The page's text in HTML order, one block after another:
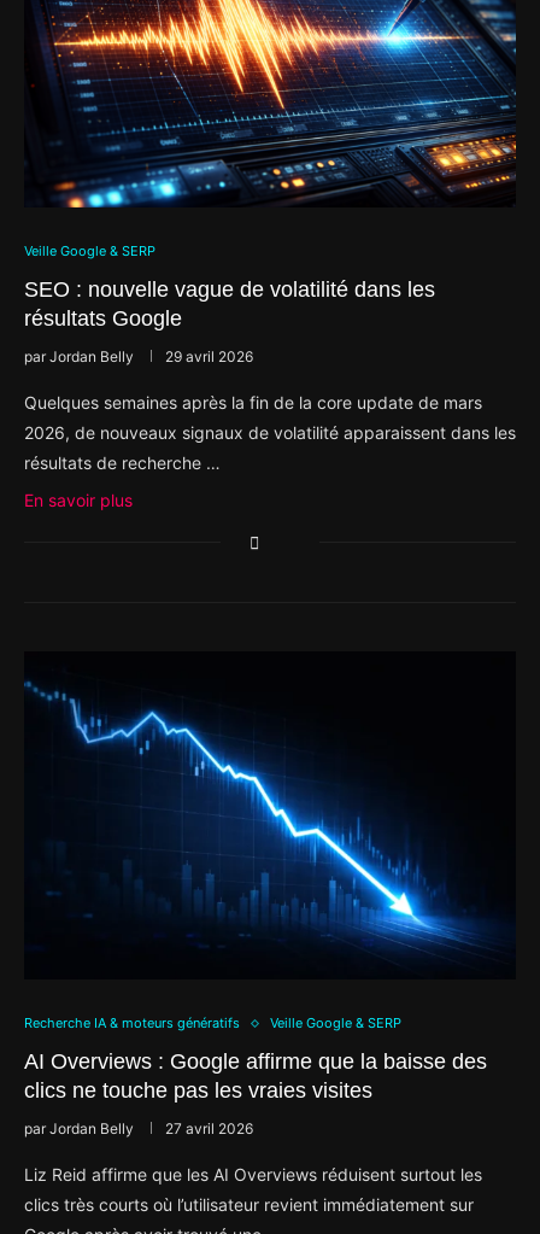
Veille Google & SERP
SEO : nouvelle vague de volatilité dans les
résultats Google
parJordan Belly 29 avril 2026
Quelques semaines après la fin de la core update de mars
2026, de nouveaux signaux de volatilité apparaissent dans les
résultats de recherche …
En savoir plus
Recherche IA & moteurs génératifs Veille Google & SERP
AI Overviews : Google affirme que la baisse des
clics ne touche pas les vraies visites
parJordan Belly 27 avril 2026
Liz Reid affirme que les AI Overviews réduisent surtout les
clics très courts où l’utilisateur revient immédiatement sur